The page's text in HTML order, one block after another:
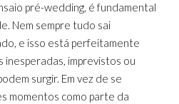
pré-wedding, é fundamental
Nem sempre tudo sai
e isso está perfeitamente
inesperadas, imprevistos ou
surgir. Em vez de se
momentos como parte da